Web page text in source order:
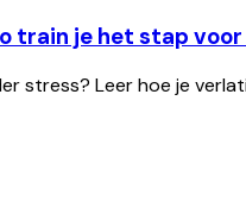
train je het stap
stress? Leer hoe je